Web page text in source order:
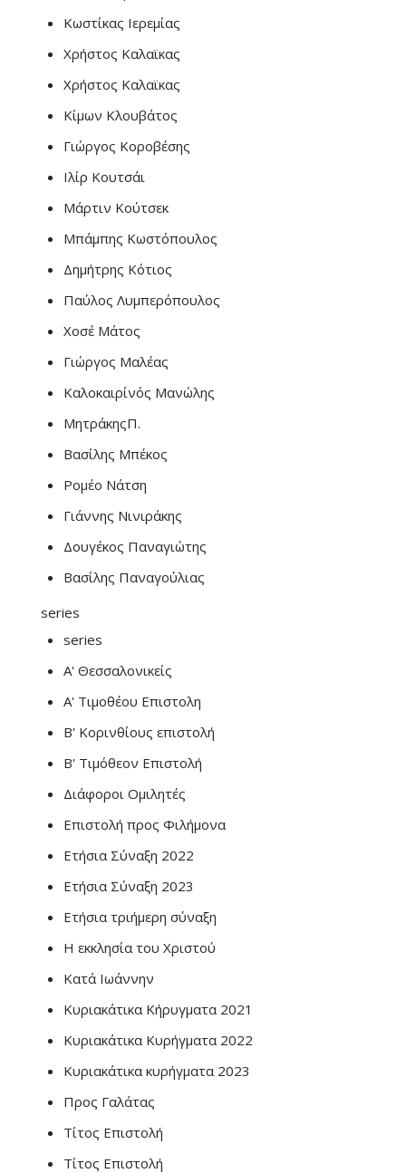
Κωστίκας Ιερεμίας
Χρήστος Καλαϊκας
Χρήστος Καλαϊκας
Κίμων Κλουβάτος
Γιώργος Κοροβέσης
Ιλίρ Κουτσάι
Μάρτιν Κούτσεκ
Μπάμπης Κωστόπουλος
Δημήτρης Κότιος
Παύλος Λυμπερόπουλος
Χοσέ Μάτος
Γιώργος Μαλέας
Καλοκαιρίνός Μανώλης
ΜητράκηςΠ.
Βασίλης Μπέκος
Ρομέο Νάτση
Γιάννης Νινιράκης
Δουγέκος Παναγιώτης
Βασίλης Παναγούλιας
series
series
Α' Θεσσαλονικείς
Α' Τιμοθέου Επιστολη
Β' Κορινθίους επιστολή
Β' Τιμόθεον Επιστολή
Διάφοροι Ομιλητές
Επιστολή προς Φιλήμονα
Ετήσια Σύναξη 2022
Ετήσια Σύναξη 2023
Ετήσια τριήμερη σύναξη
Η εκκλησία του Χριστού
Κατά Ιωάννην
Κυριακάτικα Κήρυγματα 2021
Κυριακάτικα Κυρήγματα 2022
Κυριακάτικα κυρήγματα 2023
Προς Γαλάτας
Τίτος Επιστολή
Τίτος Επιστολή